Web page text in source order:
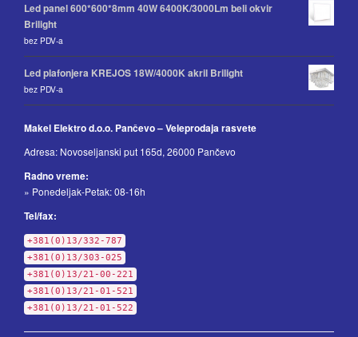
Led panel 600*600*8mm 40W 6400K/3000Lm beli okvir
Brilight
bez PDV-a
Led plafonjera KREJOS 18W/4000K akril Brilight
bez PDV-a
Makel Elektro d.o.o. Pančevo – Veleprodaja rasvete
Adresa: Novoseljanski put 165d, 26000 Pančevo
Radno vreme:
» Ponedeljak-Petak: 08-16h
Tel/fax:
+381(0)13/332-787
+381(0)13/303-025
+381(0)13/21-00-221
+381(0)13/21-01-521
+381(0)13/21-01-522